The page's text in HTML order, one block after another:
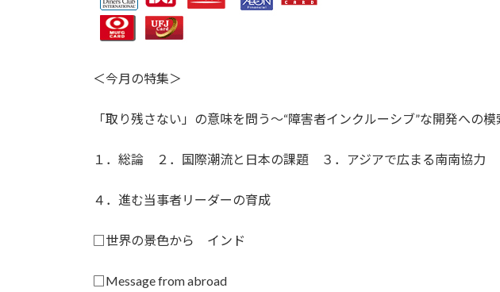
＜今月の特集＞
「取り残さない」の意味を問う～“障害者インクルーシブ”な開発への模
１．総論 ２．国際潮流と日本の課題 ３．アジアで広まる南南協力
４．進む当事者リーダーの育成
□世界の景色から インド
□Message from abroad